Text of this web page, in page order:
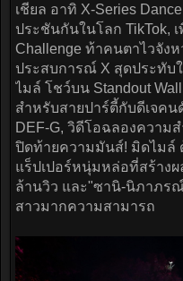
เชียล อาทิ X-Series
ประชันกันในโลก TikTok,
Challenge ท้าคนตาไวจัง
ประสบการณ์ X สุดประทับ
ไมล์ โชว์บน Standout
สำหรับสายปาร์ตี้กับดีเจค
DEF-G, วิดีโอฉลองความ
ปิดท้ายความมันส์! มิดไมล์
แร็ปเปอร์หนุ่มหล่อที่สร้างผ
ล้านวิว และ"ซานิ-นิภาภร
สาวมากความสามารถ